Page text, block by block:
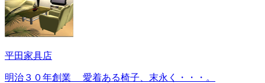
平田家具店
明治３０年創業 愛着ある椅子、末永く・・・。